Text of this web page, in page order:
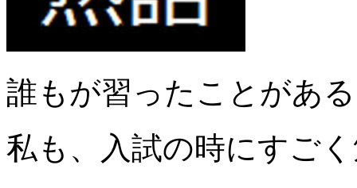
誰もが習ったことがあ
私も、入試の時にすご